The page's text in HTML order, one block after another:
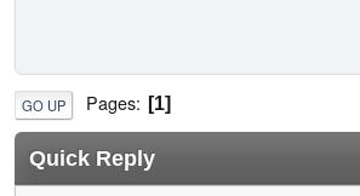
GO UP Pages 1
Quick Reply